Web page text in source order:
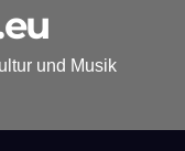
und Musik